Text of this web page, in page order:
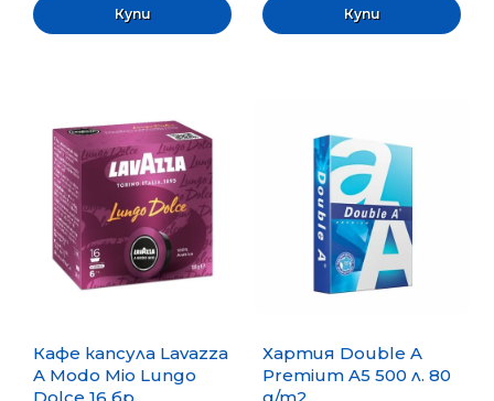
Кафе капсула Lavazza
A Modo Mio Lungo
Хартия Double A
Premium A5 500 л. 80